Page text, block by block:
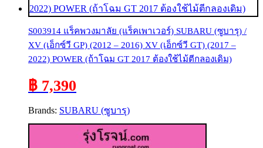
S003914 แร็คพวงมาลัย (แร็คเพาเวอร์) SUBARU (ซูบารุ) /
XV (เอ็กซ์วี GP) (2012 – 2016) XV (เอ็กซ์วี GT) (2017 –
2022) POWER (ถ้าโฉม GT 2017 ต้องใช้ไม้ตีกลองเดิม)
฿ 7,390
Brands: SUBARU (ซูบารุ)